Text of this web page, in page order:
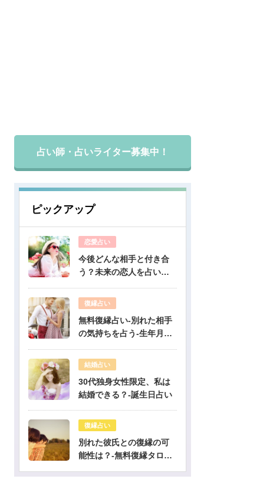
占い師・占いライター募集中！
ピックアップ
恋愛占い
今後どんな相手と付き合
う？未来の恋人を占いま
復縁占い
無料復縁占い-別れた相手
の気持ちを占う-生年月日
結婚占い
30代独身女性限定、私は
結婚できる？-誕生日占い
復縁占い
別れた彼氏との復縁の可
能性は？-無料復縁タロッ